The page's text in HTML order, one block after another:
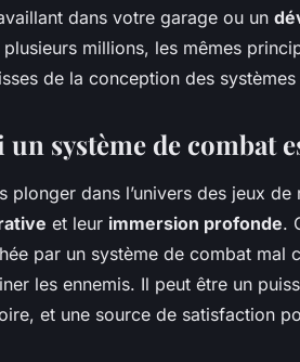
dans votre garage ou un
millions, les mêmes
de la conception des
système de combat
plonger dans l’univers des jeux
et leur immersion profonde.
par un système de combat mal
les ennemis. Il peut être un
et une source de satisfaction